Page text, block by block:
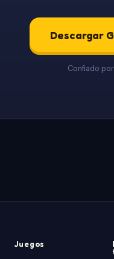
Descargar
Confiado
Juegos